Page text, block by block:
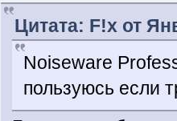
Цитата: F!x от
Noiseware
пользуюсь если